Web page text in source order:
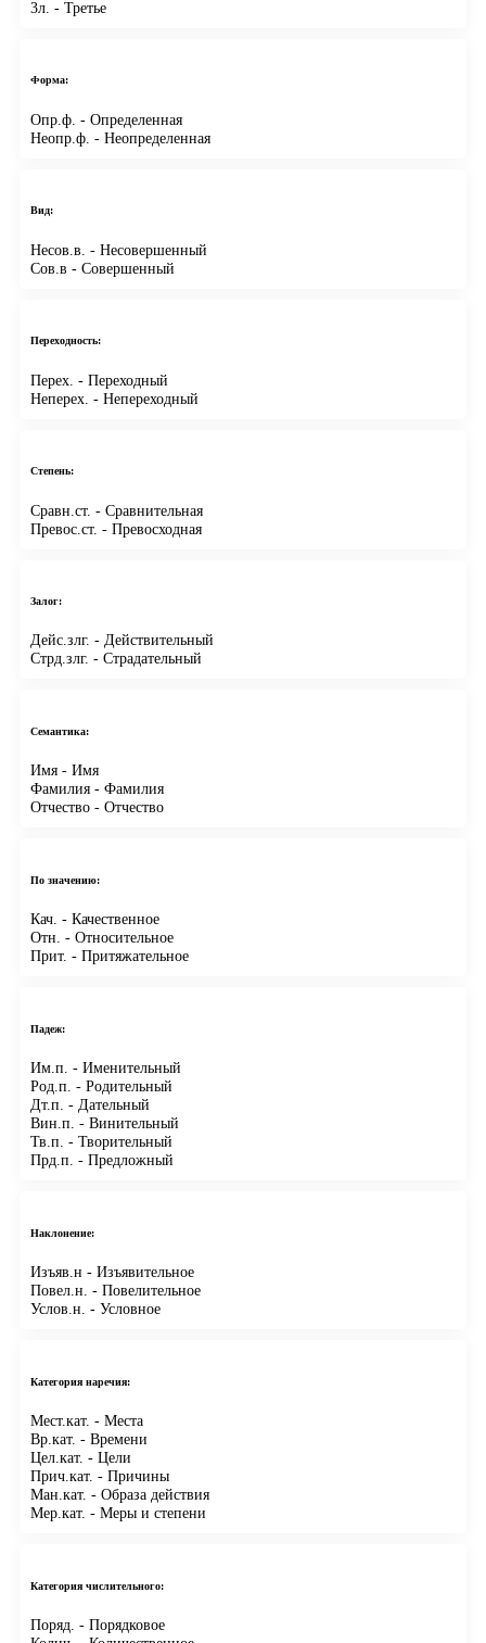
3л. - Третье
Форма:
Опр.ф. - Определенная
Неопр.ф. - Неопределенная
Вид:
Несов.в. - Несовершенный
Сов.в - Совершенный
Переходность:
Перех. - Переходный
Неперех. - Непереходный
Степень:
Сравн.ст. - Сравнительная
Превос.ст. - Превосходная
Залог:
Дейс.злг. - Действительный
Стрд.злг. - Страдательный
Семантика:
Имя - Имя
Фамилия - Фамилия
Отчество - Отчество
По значению:
Кач. - Качественное
Отн. - Относительное
Прит. - Притяжательное
Падеж:
Им.п. - Именительный
Род.п. - Родительный
Дт.п. - Дательный
Вин.п. - Винительный
Тв.п. - Творительный
Прд.п. - Предложный
Наклонение:
Изъяв.н - Изъявительное
Повел.н. - Повелительное
Услов.н. - Условное
Категория наречия:
Мест.кат. - Места
Вр.кат. - Времени
Цел.кат. - Цели
Прич.кат. - Причины
Ман.кат. - Образа действия
Мер.кат. - Меры и степени
Категория числительного:
Поряд. - Порядковое